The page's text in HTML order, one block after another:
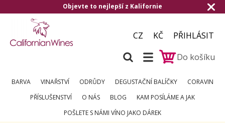
Objevte to nejlepší z Kalifornie
CZ KČ
PŘIHLÁSIT
Do košíku
BARVA VINAŘSTVÍ ODRŮDY DEGUSTAČNÍ BALÍČKY
CORAVIN
PŘÍSLUŠENSTVÍ
O NÁS BLOG
KAM POSÍLÁME A JAK
POŠLETE S NÁMI VÍNO JAKO DÁREK